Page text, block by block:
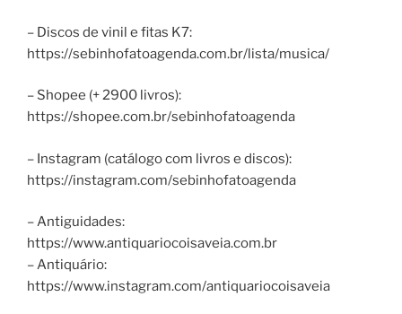
– Discos de vinil e fitas K7:
https://sebinhofatoagenda.com.br/lista/musica/
– Shopee (+ 2900 livros):
https://shopee.com.br/sebinhofatoagenda
– Instagram (catálogo com livros e discos):
https://instagram.com/sebinhofatoagenda
– Antiguidades:
https://www.antiquariocoisaveia.com.br
– Antiquário:
https://www.instagram.com/antiquariocoisaveia